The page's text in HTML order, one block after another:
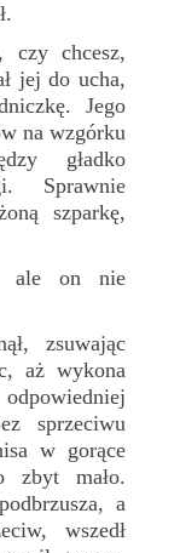
czy chcesz,
jej do ucha,
Jego
na wzgórku
gładko
Sprawnie
szparkę,
ale on nie
zsuwając
aż wykona
sprzeciwu
w gorące
zbyt mało.
a
wszedł